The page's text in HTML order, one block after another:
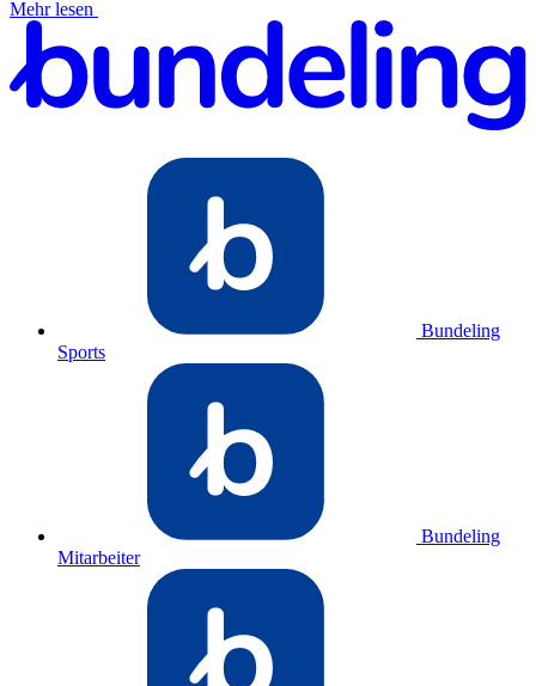
Mehr lesen
Bundeling
Sports
Bundeling
Mitarbeiter